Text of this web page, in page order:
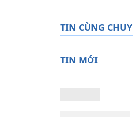
TIN CÙNG
TIN MỚI